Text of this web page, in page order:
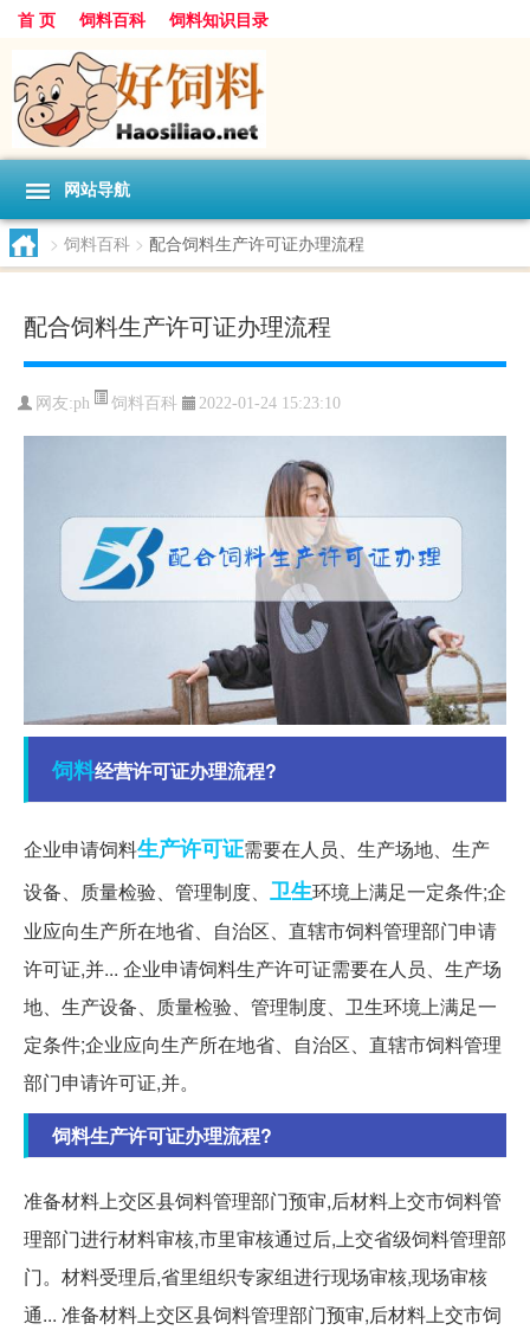
首 页 饲料百科 饲料知识目录
网站导航
> 饲料百科 > 配合饲料生产许可证办理流程
配合饲料生产许可证办理流程
网友:ph 饲料百科 2022-01-24 15:23:10
饲料经营许可证办理流程?
企业申请饲料生产许可证需要在人员、生产场地、生产
设备、质量检验、管理制度、 卫生环境上满足一定条件;企
业应向生产所在地省、自治区、直辖市饲料管理部门申请
许可证,并... 企业申请饲料生产许可证需要在人员、生产场
地、生产设备、质量检验、管理制度、卫生环境上满足一
定条件;企业应向生产所在地省、自治区、直辖市饲料管理
部门申请许可证,并。
饲料生产许可证办理流程?
准备材料上交区县饲料管理部门预审,后材料上交市饲料管
理部门进行材料审核,市里审核通过后,上交省级饲料管理部
门。材料受理后,省里组织专家组进行现场审核,现场审核
通... 准备材料上交区县饲料管理部门预审,后材料上交市饲